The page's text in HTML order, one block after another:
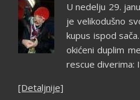
U nedelju 29.
je velikodušno
kupus ispod
okićeni duplim
rescue diverima:
[Detaljnije]